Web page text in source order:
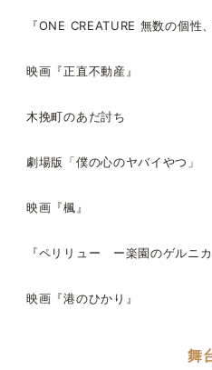
『ONE CREATURE 無数の個性
映画『正直不動産』
木挽町のあだ討ち
劇場版「僕の心のヤバイやつ」
映画『楓』
『ペリリュー ー楽園のゲルニカ
映画『港のひかり』
舞